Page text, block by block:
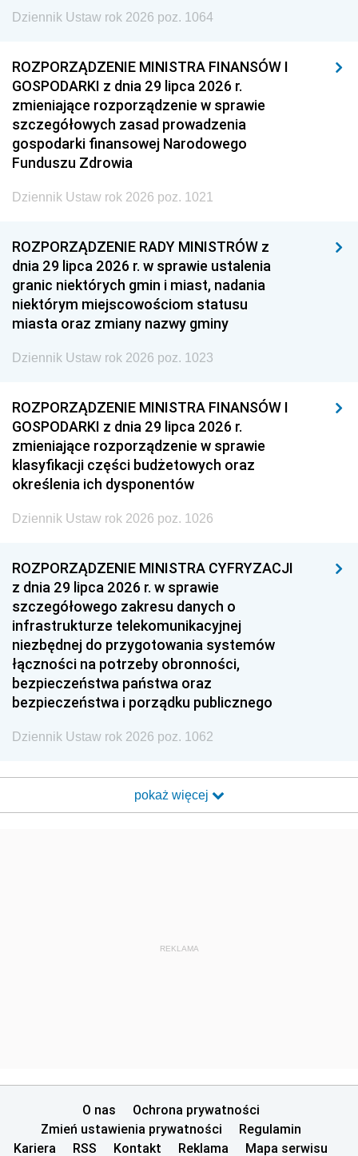
Dziennik Ustaw rok 2026 poz. 1064
ROZPORZĄDZENIE MINISTRA FINANSÓW I
GOSPODARKI z dnia 29 lipca 2026 r.
zmieniające rozporządzenie w sprawie
szczegółowych zasad prowadzenia
gospodarki finansowej Narodowego
Funduszu Zdrowia
Dziennik Ustaw rok 2026 poz. 1021
ROZPORZĄDZENIE RADY MINISTRÓW z
dnia 29 lipca 2026 r. w sprawie ustalenia
granic niektórych gmin i miast, nadania
niektórym miejscowościom statusu
miasta oraz zmiany nazwy gminy
Dziennik Ustaw rok 2026 poz. 1023
ROZPORZĄDZENIE MINISTRA FINANSÓW I
GOSPODARKI z dnia 29 lipca 2026 r.
zmieniające rozporządzenie w sprawie
klasyfikacji części budżetowych oraz
określenia ich dysponentów
Dziennik Ustaw rok 2026 poz. 1026
ROZPORZĄDZENIE MINISTRA CYFRYZACJI
z dnia 29 lipca 2026 r. w sprawie
szczegółowego zakresu danych o
infrastrukturze telekomunikacyjnej
niezbędnej do przygotowania systemów
łączności na potrzeby obronności,
bezpieczeństwa państwa oraz
bezpieczeństwa i porządku publicznego
Dziennik Ustaw rok 2026 poz. 1062
pokaż więcej
REKLAMA
O nas
Ochrona prywatności
Zmień ustawienia prywatności
Regulamin
Kariera
RSS Kontakt Reklama Mapa serwisu